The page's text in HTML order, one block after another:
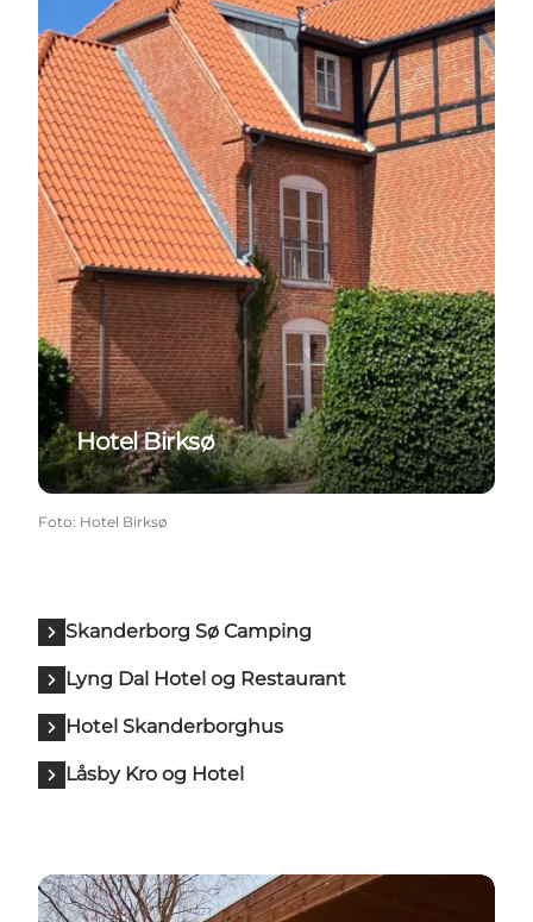
Hotel Birksø
Foto: Hotel Birksø
Skanderborg Sø Camping
Lyng Dal Hotel og Restaurant
Hotel Skanderborghus
Låsby Kro og Hotel
Knudhule Badehotel